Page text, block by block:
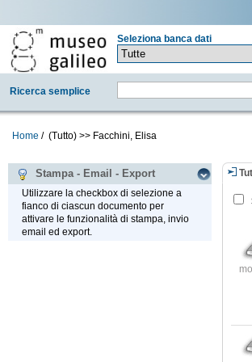
Seleziona banca dati
Ricerca semplice
Home / (Tutto) >> Facchini, Elisa
Stampa - Email - Export
Utilizzare la checkbox di selezione a
fianco di ciascun documento per
attivare le funzionalità di stampa, invio
email ed export.